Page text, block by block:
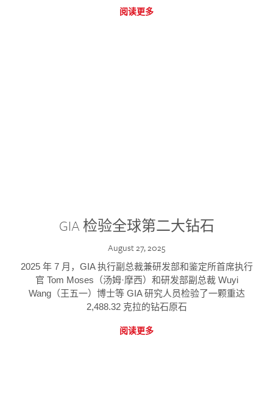
阅读更多
GIA 检验全球第二大钻石
August 27, 2025
2025 年 7 月，GIA 执行副总裁兼研发部和鉴定所首席执行
官 Tom Moses（汤姆·摩西）和研发部副总裁 Wuyi
Wang（王五一）博士等 GIA 研究人员检验了一颗重达
2,488.32 克拉的钻石原石
阅读更多